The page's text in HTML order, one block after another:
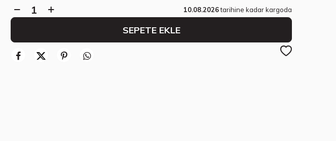
10.08.2026tarihine kadar kargoda
SEPETE EKLE